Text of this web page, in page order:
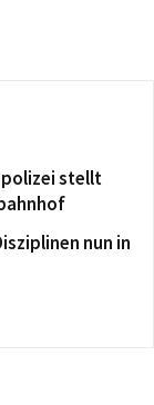
stellt
nun in